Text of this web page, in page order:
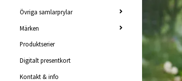
Övriga samlarprylar
Märken
Produktserier
Digitalt presentkort
Kontakt & info